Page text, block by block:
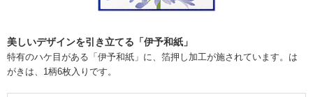
美しいデザインを引き立てる「伊予和紙」
特有のハケ目がある「伊予和紙」に、箔押し加工が施されています。は
がきは、1柄6枚入りです。